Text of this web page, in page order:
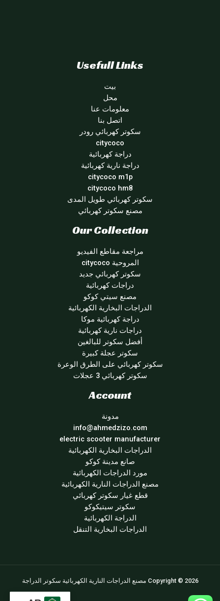
Usefull Links
بيت
محل
معلومات عنا
اتصل بنا
سكوتر كهربائي رودر
citycoco
دراجة كهربائية
دراجة نارية كهربائية
citycoco m1p
citycoco hm8
سكوتر كهربائي طويل المدى
مصنع سكوتر كهربائي
Our Collection
مراجعة مقاطع الفيديو
المروحية citycoco
سكوتر كهربائي جديد
دراجات كهربائية
مصنع سيتي كوكو
الدراجات البخارية الكهربائية
دراجة كهربائية موكا
دراجات نارية كهربائية
أفضل سكوتر للبالغين
سكوتر عجلة كبيرة
سكوتر كهربائي على الطرق الوعرة
سكوتر كهربائي 3 عجلات
Account
مدونة
info@ahmedzizo.com
electric scooter manufacturer
الدراجات البخارية الكهربائية
صانع مدينة كوكو
مورد الدراجات الكهربائية
مصنع الدراجات النارية الكهربائية
قطع غيار سكوتر كهربائي
سكوتر سيتيكوكو
الدراجة الكهربائية
الدراجات البخارية التنقل
Copyright © 2026 مصنع الدراجات النارية الكهربائية سكوتر الدراجة